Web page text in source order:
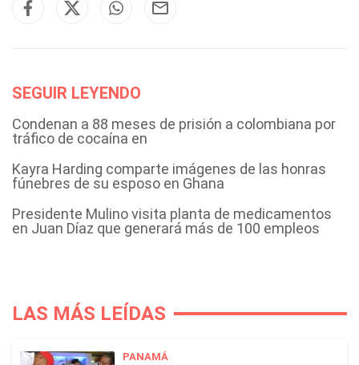
SEGUIR LEYENDO
Condenan a 88 meses de prisión a colombiana por
tráfico de cocaína en
Kayra Harding comparte imágenes de las honras
fúnebres de su esposo en Ghana
Presidente Mulino visita planta de medicamentos
en Juan Díaz que generará más de 100 empleos
LAS MÁS LEÍDAS
PANAMÁ